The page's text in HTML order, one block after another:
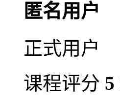
匿名用户
正式用户
课程评分 5